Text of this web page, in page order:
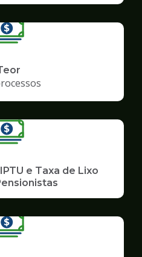
e Taxa de Lixo